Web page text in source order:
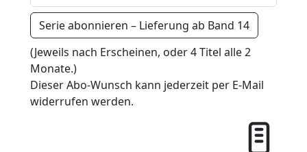
Serie abonnieren – Lieferung ab Band 14
(Jeweils nach Erscheinen, oder 4 Titel alle 2
Monate.)
Dieser Abo-Wunsch kann jederzeit per E-Mail
widerrufen werden.